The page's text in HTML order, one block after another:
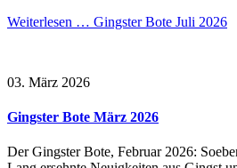
Weiterlesen … Gingster Bote Juli 2026
03. März 2026
Gingster Bote März 2026
Der Gingster Bote, Februar 2026: